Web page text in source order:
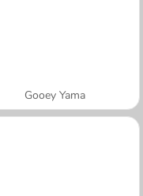
Gooey Yama